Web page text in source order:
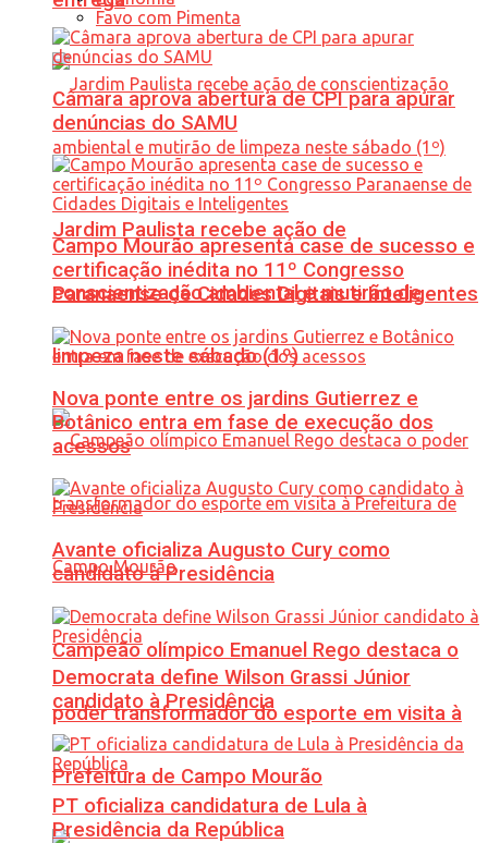
Jardim Paulista recebe ação de
conscientização ambiental e mutirão de
limpeza neste sábado (1º)
Campeão olímpico Emanuel Rego destaca o
poder transformador do esporte em visita à
Prefeitura de Campo Mourão
Favo com Pimenta
Câmara aprova abertura de CPI para apurar
denúncias do SAMU
Campo Mourão apresenta case de sucesso e
certificação inédita no 11º Congresso
Paranaense de Cidades Digitais e Inteligentes
Nova ponte entre os jardins Gutierrez e
Botânico entra em fase de execução dos
acessos
Avante oficializa Augusto Cury como
candidato à Presidência
Democrata define Wilson Grassi Júnior
candidato à Presidência
PT oficializa candidatura de Lula à
Presidência da República